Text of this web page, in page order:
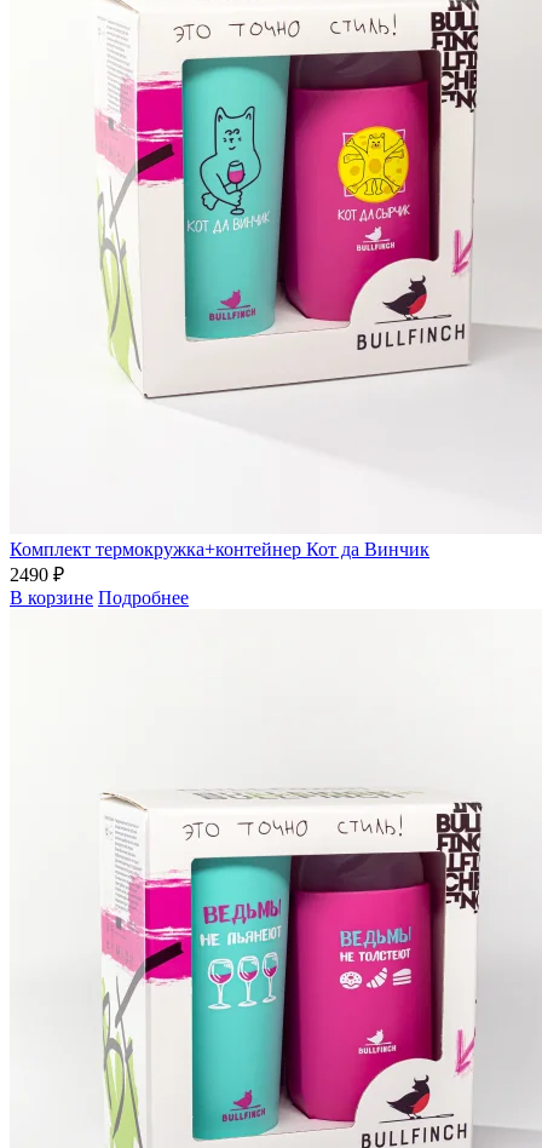
Комплект термокружка+контейнер Кот да Винчик
2490 ₽
В корзине Подробнее